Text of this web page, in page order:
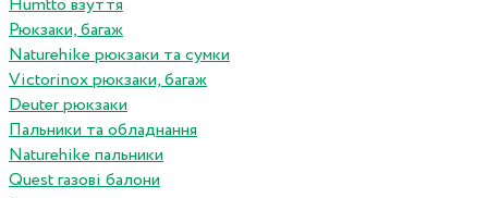
Humtto взуття
Рюкзаки, багаж
Naturehike рюкзаки та сумки
Victorinox рюкзаки, багаж
Deuter рюкзаки
Пальники та обладнання
Naturehike пальники
Quest газові балони